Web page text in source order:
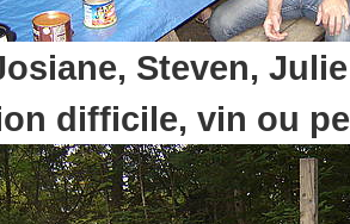
Steven,
difficile, vin ou